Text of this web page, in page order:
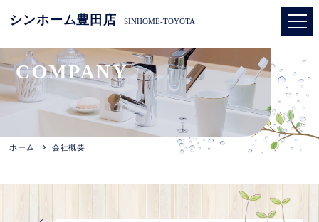
シンホーム豊田店 SINHOME-TOYOTA
COMPANY
ホーム 会社概要